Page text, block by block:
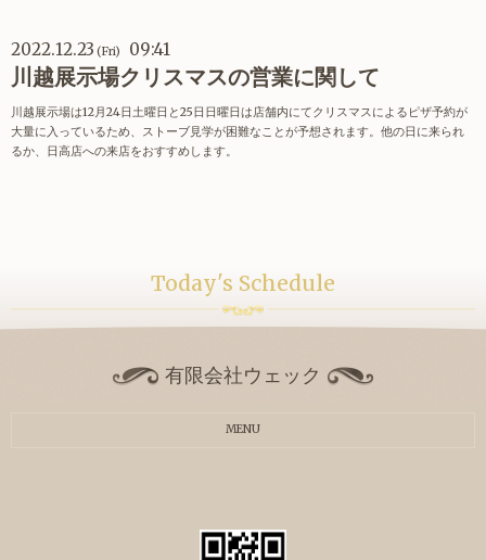
2022.12.23 (Fri) 09:41
川越展示場クリスマスの営業に関して
川越展示場は12月24日土曜日と25日日曜日は店舗内にてクリスマスによるピザ予約が
大量に入っているため、ストーブ見学が困難なことが予想されます。他の日に来られ
るか、日高店への来店をおすすめします。
Today's Schedule
有限会社ウェック
MENU